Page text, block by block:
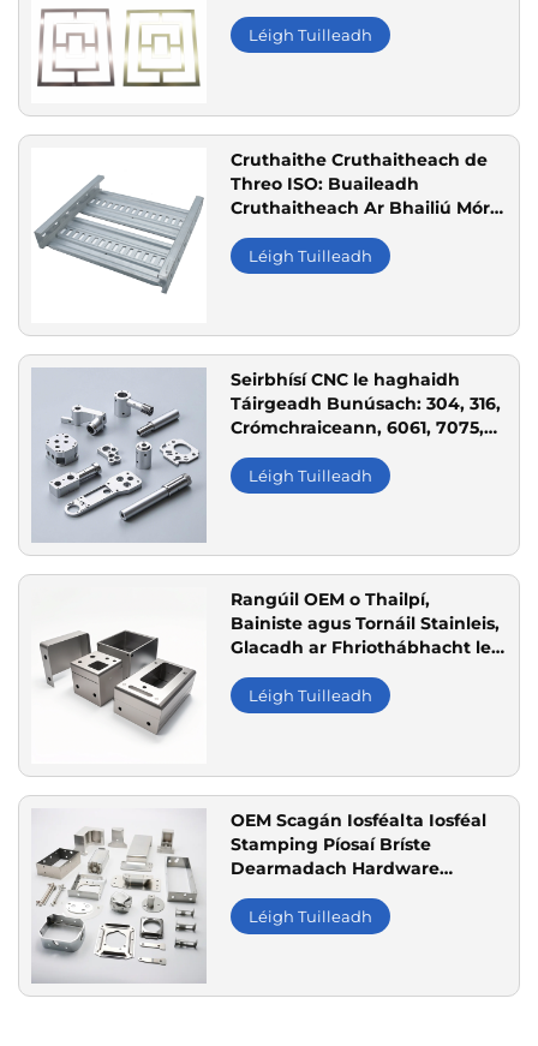
Tógála, Fuinneoga
Bainistíochta agus
Léigh Tuilleadh
Cruthaithe Cruthaitheach de
Threo ISO: Buaileadh
Cruthaitheach Ar Bhailiú Mór
Dhianghlóra, Alúmanamh, U-
Chainéal Galvanaithe agus
Léigh Tuilleadh
Seirbhísí CNC le haghaidh
Táirgeadh Bunúsach: 304, 316,
Crómchraiceann, 6061, 7075,
Oiriúnach do Thaisceanna
Tionsclaíocha
Léigh Tuilleadh
Rangúil OEM o Thailpí,
Bainiste agus Tornáil Stainleis,
Glacadh ar Fhriothábhacht le
Fheistíocht Idirfheidhmeach
agus Coibhneastaí Eiletróinice
Léigh Tuilleadh
OEM Scagán Iosféalta Iosféal
Stamping Píosaí Bríste
Dearmadach Hardware
Le hIonchur Phowder Coated
Dírithe do Scileanna
Léigh Tuilleadh